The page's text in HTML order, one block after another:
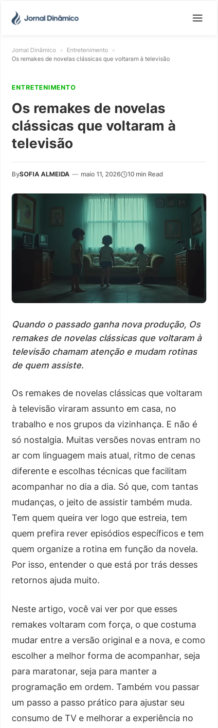
Jornal Dinâmico » Entretenimento »
Os remakes de novelas clássicas que voltaram à televisão
ENTRETENIMENTO
Os remakes de novelas
clássicas que voltaram à
televisão
BySOFIA ALMEIDA — maio 11, 2026 10 min Read
Quando o passado ganha nova produção, Os
remakes de novelas clássicas que voltaram à
televisão chamam atenção e mudam rotinas
de quem assiste.
Os remakes de novelas clássicas que voltaram
à televisão viraram assunto em casa, no
trabalho e nos grupos da vizinhança. E não é
só nostalgia. Muitas versões novas entram no
ar com linguagem mais atual, ritmo de cenas
diferente e escolhas técnicas que facilitam
acompanhar no dia a dia. Só que, com tantas
mudanças, o jeito de assistir também muda.
Tem quem queira ver logo que estreia, tem
quem prefira rever episódios específicos e tem
quem organize a rotina em função da novela.
Por isso, entender o que está por trás desses
retornos ajuda muito.
Neste artigo, você vai ver por que esses
remakes voltaram com força, o que costuma
mudar entre a versão original e a nova, e como
escolher a melhor forma de acompanhar, seja
para maratonar, seja para manter a
programação em ordem. Também vou passar
um passo a passo prático para ajustar seu
consumo de TV e melhorar a experiência no